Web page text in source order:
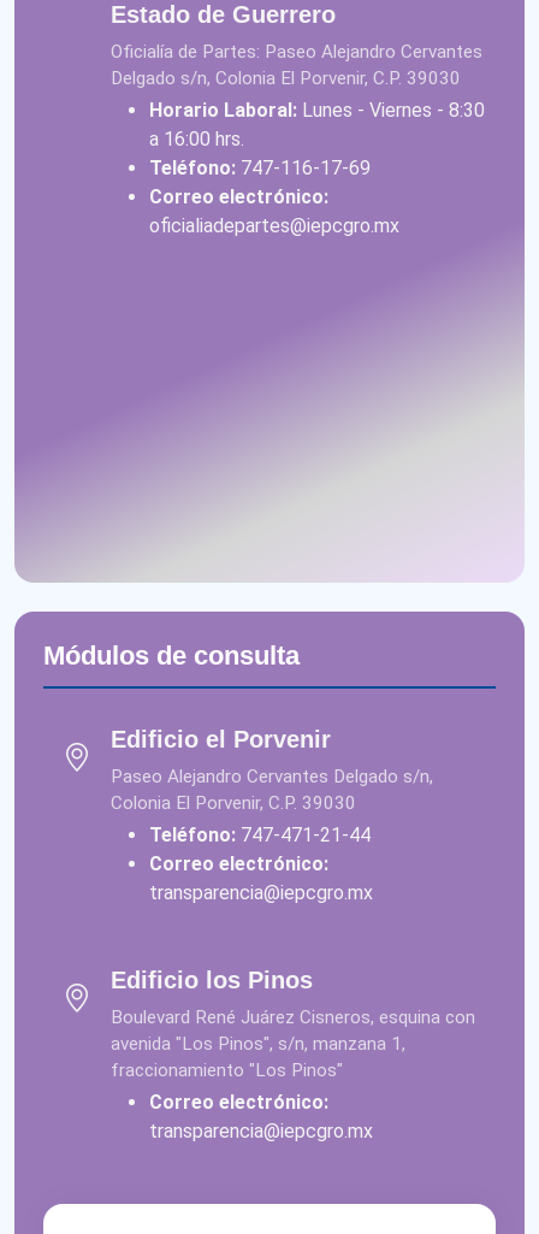
Estado de Guerrero
Oficialía de Partes: Paseo Alejandro Cervantes
Delgado s/n, Colonia El Porvenir, C.P. 39030
Horario Laboral: Lunes - Viernes - 8:30
a 16:00 hrs.
Teléfono: 747-116-17-69
Correo electrónico:
oficialiadepartes@iepcgro.mx
Módulos de consulta
Edificio el Porvenir
Paseo Alejandro Cervantes Delgado s/n,
Colonia El Porvenir, C.P. 39030
Teléfono: 747-471-21-44
Correo electrónico:
transparencia@iepcgro.mx
Edificio los Pinos
Boulevard René Juárez Cisneros, esquina con
avenida "Los Pinos", s/n, manzana 1,
fraccionamiento "Los Pinos"
Correo electrónico:
transparencia@iepcgro.mx